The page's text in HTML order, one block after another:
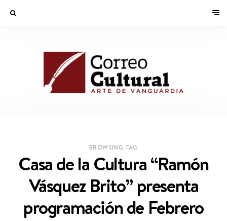
BROWSING TAG
Casa de la Cultura “Ramón
Vásquez Brito” presenta
programación de Febrero